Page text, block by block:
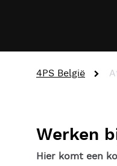
4PS België
Werken
Hier komt een